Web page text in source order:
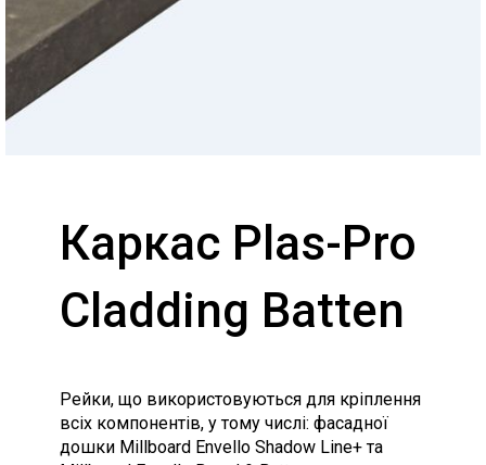
Каркас Plas-Pro
Cladding Batten
Рейки, що використовуються для кріплення
всіх компонентів, у тому числі: фасадної
дошки Millboard Envello Shadow Line+ та